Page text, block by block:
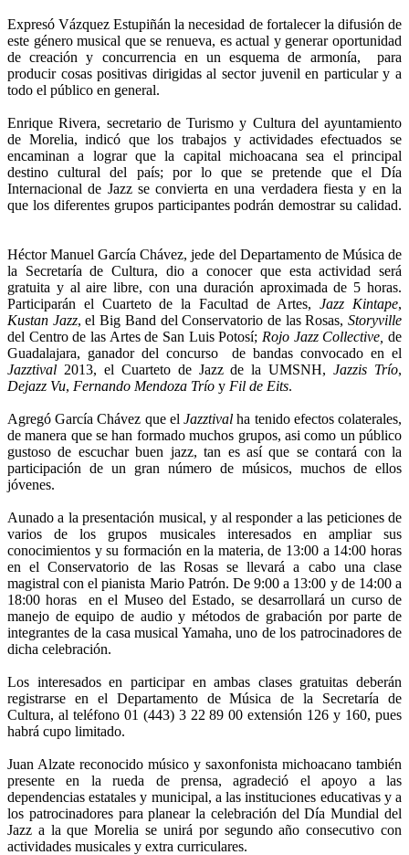
Expresó Vázquez Estupiñán la necesidad de fortalecer la difusión de
este género musical que se renueva, es actual y generar oportunidad
de creación y concurrencia en un esquema de armonía, para
producir cosas positivas dirigidas al sector juvenil en particular y a
todo el público en general.
Enrique Rivera, secretario de Turismo y Cultura del ayuntamiento
de Morelia, indicó que los trabajos y actividades efectuados se
encaminan a lograr que la capital michoacana sea el principal
destino cultural del país; por lo que se pretende que el Día
Internacional de Jazz se convierta en una verdadera fiesta y en la
que los diferentes grupos participantes podrán demostrar su calidad.
Héctor Manuel García Chávez, jede del Departamento de Música de
la Secretaría de Cultura, dio a conocer que esta actividad será
gratuita y al aire libre, con una duración aproximada de 5 horas.
Participarán el Cuarteto de la Facultad de Artes,Jazz Kintape,
Kustan Jazz, el Big Band del Conservatorio de las Rosas,Storyville
del Centro de las Artes de San Luis Potosí; Rojo Jazz Collective, de
Guadalajara, ganador del concurso de bandas convocado en el
Jazztival 2013, el Cuarteto de Jazz de la UMSNH,Jazzis Trío,
Dejazz Vu, Fernando Mendoza Trío y Fil de Eits.
Agregó García Chávez que elJazztival ha tenido efectos colaterales,
de manera que se han formado muchos grupos, asi como un público
gustoso de escuchar buen jazz, tan es así que se contará con la
participación de un gran número de músicos, muchos de ellos
jóvenes.
Aunado a la presentación musical, y al responder a las peticiones de
varios de los grupos musicales interesados en ampliar sus
conocimientos y su formación en la materia, de 13:00 a 14:00 horas
en el Conservatorio de las Rosas se llevará a cabo una clase
magistral con el pianista Mario Patrón. De 9:00 a 13:00 y de 14:00 a
18:00 horas en el Museo del Estado, se desarrollará un curso de
manejo de equipo de audio y métodos de grabación por parte de
integrantes de la casa musical Yamaha, uno de los patrocinadores de
dicha celebración.
Los interesados en participar en ambas clases gratuitas deberán
registrarse en el Departamento de Música de la Secretaría de
Cultura, al teléfono 01 (443) 3 22 89 00 extensión 126 y 160, pues
habrá cupo limitado.
Juan Alzate reconocido músico y saxonfonista michoacano también
presente en la rueda de prensa, agradeció el apoyo a las
dependencias estatales y municipal, a las instituciones educativas y a
los patrocinadores para planear la celebración del Día Mundial del
Jazz a la que Morelia se unirá por segundo año consecutivo con
actividades musicales y extra curriculares.